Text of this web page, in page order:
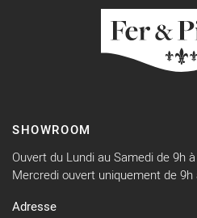
SHOWROOM
Ouvert du Lundi au Samedi de 9h
Mercredi ouvert uniquement de 9h
Adresse